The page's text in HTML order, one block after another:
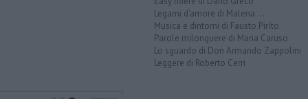
Legami d'amore di Malena ...
Musica e dintorni di Fausto Pirìto
Parole milonguere di Maria Caruso
Lo sguardo di Don Armando Zappolini
Leggere di Roberto Cerri